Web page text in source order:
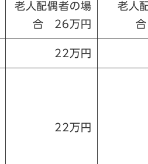
老人配偶者の場
合 26万円
老人
22万円
22万円